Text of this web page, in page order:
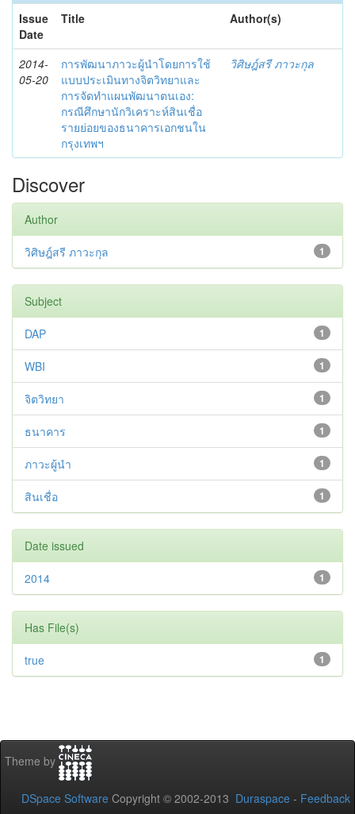
Issue
Date
Title Author(s)
2014-
05-20
การพัฒนาภาวะผู้นำโดยการใช้
แบบประเมินทางจิตวิทยาและ
การจัดทำแผนพัฒนาตนเอง:
กรณีศึกษานักวิเคราะห์สินเชื่อ
รายย่อยของธนาคารเอกชนใน
กรุงเทพฯ
วิศิษฎ์สรี ภาวะกุล
Discover
Author
1
วิศิษฎ์สรี ภาวะกุล
Subject
1
DAP
1
WBI
1
จิตวิทยา
1
ธนาคาร
1
ภาวะผู้นำ
1
สินเชื่อ
Date issued
1
2014
Has File(s)
1
true
Theme by
DSpace Software Copyright © 2002-2013 Duraspace - Feedback